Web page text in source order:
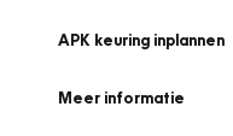
APK keuring inplannen
Meer informatie